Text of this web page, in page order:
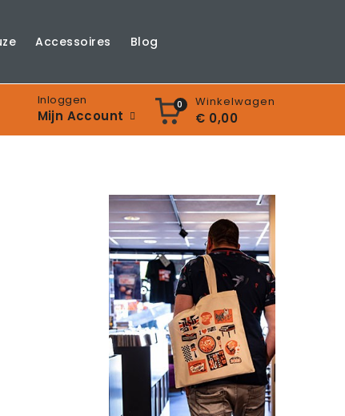
Accessoires Blog
0 Winkelwagen
€ 0,00
Inloggen
Mijn Account